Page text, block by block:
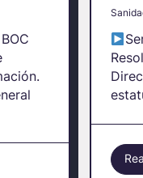
BOC